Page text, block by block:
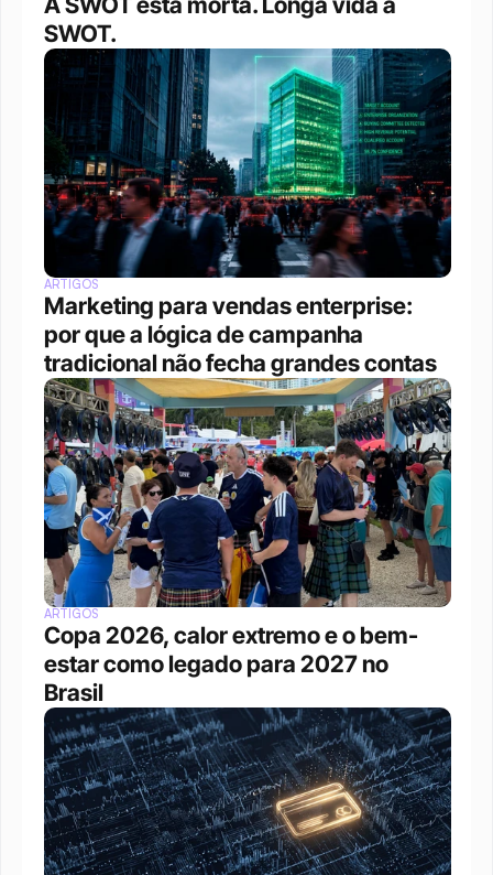
SWOT.
ARTIGOS
Marketing para vendas enterprise:
por que a lógica de campanha
tradicional não fecha grandes contas
ARTIGOS
Copa 2026, calor extremo e o bem-
estar como legado para 2027 no
Brasil